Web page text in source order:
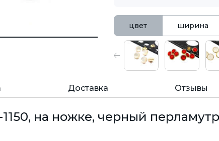
цвет ширина
Доставка Отзывы
на ножке, черный